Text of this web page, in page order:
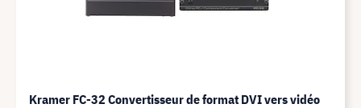
Kramer FC-32 Convertisseur de format DVI vers vidéo